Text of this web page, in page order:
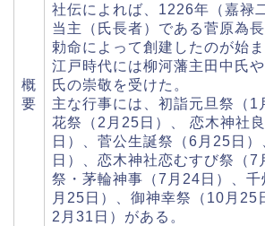
概
要
社伝によれば、1226年（嘉禄
当主（氏長者）である菅原為
勅命によって創建したのが始ま
江戸時代には柳河藩主田中氏
氏の崇敬を受けた。
主な行事には、初詣元旦祭（1
花祭（2月25日）、 恋木神社
日）、菅公生誕祭（6月25日
日）、恋木神社恋むすび祭（7
祭・茅輪神事（7月24日）、
月25日）、御神幸祭（10月25
2月31日）がある。